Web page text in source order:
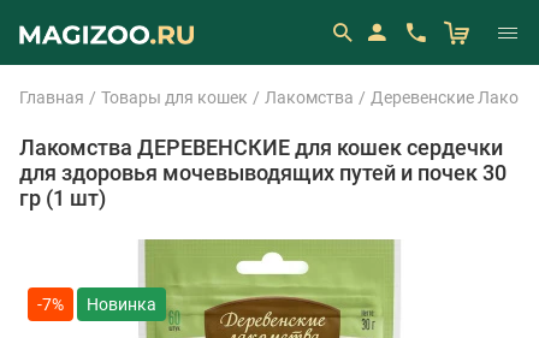
Главная Товары для кошек Лакомства Деревенские
Лакомства ДЕРЕВЕНСКИЕ для кошек сердечки
для здоровья мочевыводящих путей и почек 30
гр (1 шт)
-7%